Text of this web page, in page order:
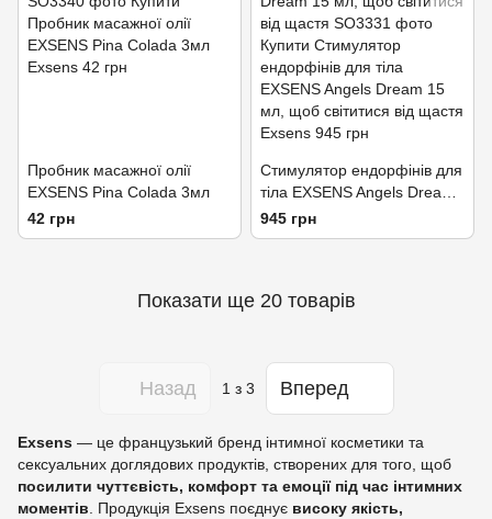
Пробник масажної олії
EXSENS Pina Colada 3мл
42 грн
Cтимулятор ендорфінів для
тіла EXSENS Angels Dream
15 мл, щоб світитися від
щастя
945 грн
Показати ще 20 товарів
Назад 1з 3 Вперед
Exsens — це французький бренд інтимної косметики та
сексуальних доглядових продуктів, створених для того, щоб
посилити чуттєвість, комфорт та емоції під час інтимних
моментів. Продукція Exsens поєднує високу якість,